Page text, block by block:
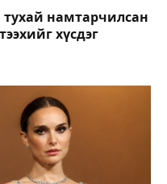
намтарчилсан
хүсдэг